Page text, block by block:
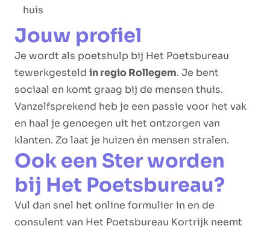
huis
Jouw profiel
Je wordt als poetshulp bij Het Poetsbureau
tewerkgesteld in regio Rollegem. Je bent
sociaal en komt graag bij de mensen thuis.
Vanzelfsprekend heb je een passie voor het vak
en haal je genoegen uit het ontzorgen van
klanten. Zo laat je huizen én mensen stralen.
Ook een Ster worden
bij Het Poetsbureau?
Vul dan snel het online formulier in en de
consulent van Het Poetsbureau Kortrijk neemt